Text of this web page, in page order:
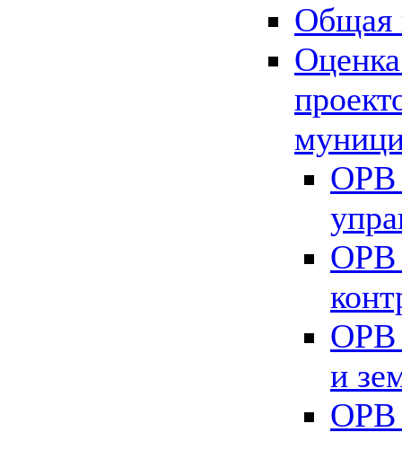
Общая
ОРВ
ОРВ
ОРВ
и
ОРВ